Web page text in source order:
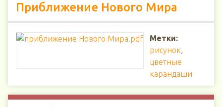
Приближение Нового Мира
Метки:
рисунок,
цветные
карандаши